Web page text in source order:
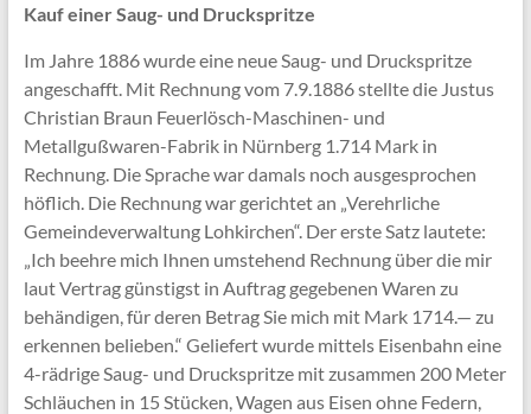
Kauf einer Saug- und Druckspritze
Im Jahre 1886 wurde eine neue Saug- und Druckspritze
angeschafft. Mit Rechnung vom 7.9.1886 stellte die Justus
Christian Braun Feuerlösch-Maschinen- und
Metallgußwaren-Fabrik in Nürnberg 1.714 Mark in
Rechnung. Die Sprache war damals noch ausgesprochen
höflich. Die Rechnung war gerichtet an „Verehrliche
Gemeindeverwaltung Lohkirchen“. Der erste Satz lautete:
„Ich beehre mich Ihnen umstehend Rechnung über die mir
laut Vertrag günstigst in Auftrag gegebenen Waren zu
behändigen, für deren Betrag Sie mich mit Mark 1714.— zu
erkennen belieben.“ Geliefert wurde mittels Eisenbahn eine
4-rädrige Saug- und Druckspritze mit zusammen 200 Meter
Schläuchen in 15 Stücken, Wagen aus Eisen ohne Federn,